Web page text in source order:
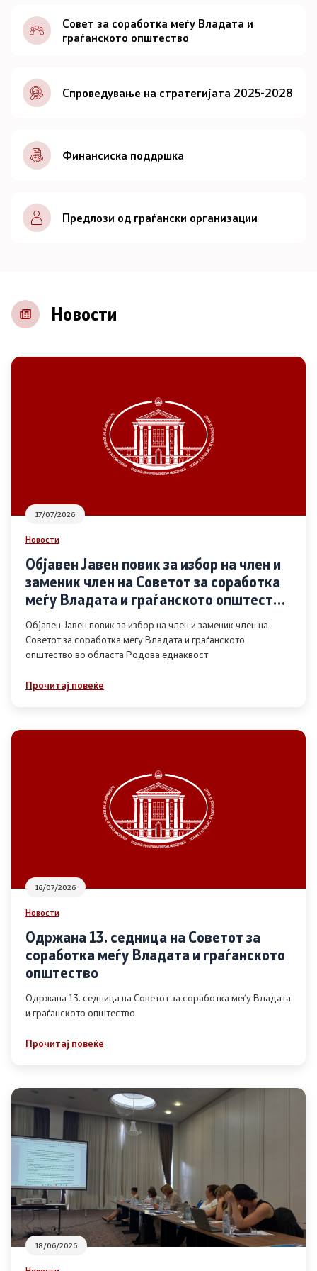
Документи
Совет
За советот
Документи
Записници и дневни редови од седниците на
Советот
Контакт
Основање на здружение
Дијалог меѓу Владата и граѓанскиот сектор
Отворени денови за иницијативи на граѓанските
организации
Финансиска поддршка
Извештаи
Список на ОЈИ
Контакт
Контакт
Линкови
Изјава за пристапност
Со еден клик до сите услуги
Совет за соработка меѓу Владата и
граѓанското општество
Спроведување на стратегијата 2025-2028
Финансиска поддршка
Предлози од граѓански организации
Новости
17/07/2026
Новости
Објавен Јавен повик за избор на член и
заменик член на Советот за соработка
меѓу Владата и граѓанското општество
во областа Родова еднаквост
Објавен Јавен повик за избор на член и заменик член на
Советот за соработка меѓу Владата и граѓанското
општество во областа Родова еднаквост
Прочитај повеќе
16/07/2026
Новости
Одржана 13. седница на Советот за
соработка меѓу Владата и граѓанското
општество
Одржана 13. седница на Советот за соработка меѓу Владата
и граѓанското општество
Прочитај повеќе
18/06/2026